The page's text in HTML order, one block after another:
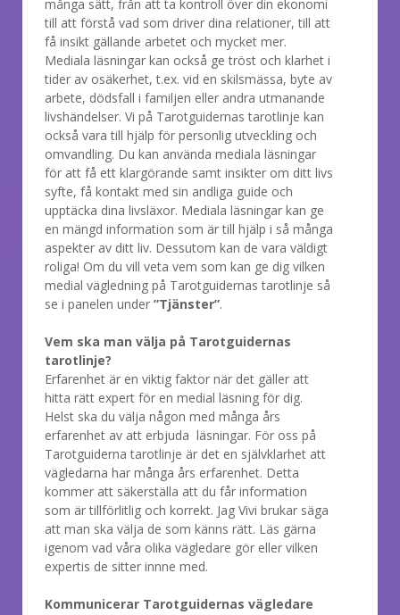
många sätt, från att ta kontroll över din ekonomi
till att förstå vad som driver dina relationer, till att
få insikt gällande arbetet och mycket mer.
Mediala läsningar kan också ge tröst och klarhet i
tider av osäkerhet, t.ex. vid en skilsmässa, byte av
arbete, dödsfall i familjen eller andra utmanande
livshändelser. Vi på Tarotguidernas tarotlinje kan
också vara till hjälp för personlig utveckling och
omvandling. Du kan använda mediala läsningar
för att få ett klargörande samt insikter om ditt livs
syfte, få kontakt med sin andliga guide och
upptäcka dina livsläxor. Mediala läsningar kan ge
en mängd information som är till hjälp i så många
aspekter av ditt liv. Dessutom kan de vara väldigt
roliga! Om du vill veta vem som kan ge dig vilken
medial vägledning på Tarotguidernas tarotlinje så
se i panelen under ”Tjänster”.
Vem ska man välja på Tarotguidernas
tarotlinje?
Erfarenhet är en viktig faktor när det gäller att
hitta rätt expert för en medial läsning för dig.
Helst ska du välja någon med många års
erfarenhet av att erbjuda läsningar. För oss på
Tarotguiderna tarotlinje är det en självklarhet att
vägledarna har många års erfarenhet. Detta
kommer att säkerställa att du får information
som är tillförlitlig och korrekt. Jag Vivi brukar säga
att man ska välja de som känns rätt. Läs gärna
igenom vad våra olika vägledare gör eller vilken
expertis de sitter innne med.
Kommunicerar Tarotguidernas vägledare